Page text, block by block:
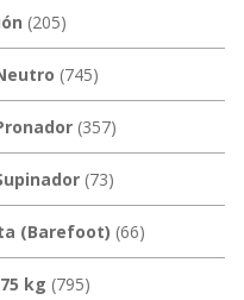
(205)
(745)
(357)
(73)
(Barefoot) (66)
kg (795)